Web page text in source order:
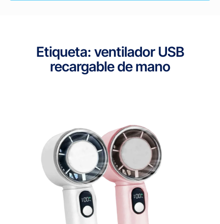
Etiqueta: ventilador USB
recargable de mano